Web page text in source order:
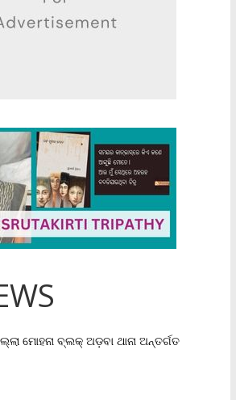
ମୋହନା ବ୍ଲକ୍‌ ଅଡ଼ବା ଥାନା ଅନ୍ତର୍ଗତ